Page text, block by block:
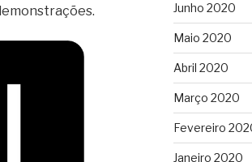
Junho 2020
Maio 2020
Abril 2020
Março 2020
Fevereiro
Janeiro 2020